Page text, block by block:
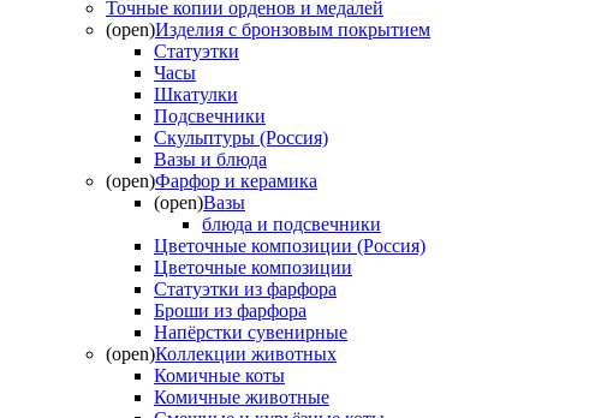
Точные копии орденов и медалей
(open)Изделия с бронзовым покрытием
Статуэтки
Часы
Шкатулки
Подсвечники
Скульптуры (Россия)
Вазы и блюда
(open)Фарфор и керамика
(open)Вазы
блюда и подсвечники
Цветочные композиции (Россия)
Цветочные композиции
Статуэтки из фарфора
Броши из фарфора
Напёрстки сувенирные
(open)Коллекции животных
Комичные коты
Комичные животные